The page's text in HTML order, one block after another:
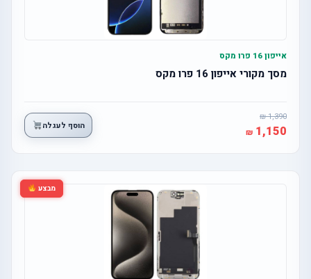
אייפון 16 פרו מקס
מסך מקורי אייפון 16 פרו מקס
1,390
1,150 הוסף לעגלה
מבצע